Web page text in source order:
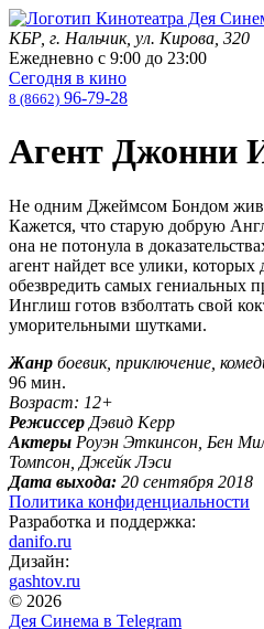
КБР, г. Нальчик, ул. Кирова, 320
Ежедневно с 9:00 до 23:00
Сегодня в кино
8 (8662) 96-79-28
Агент Джонни
Не одним Джеймсом Бондом жива
Кажется, что старую добрую
она не потонула в
агент найдет все улики, которых
обезвредить самых гениальных
Инглиш готов взболтать свой
уморительными шутками.
Жанр боевик, приключение,
96 мин.
Возраст: 12+
Режиссер Дэвид Керр
Актеры Роуэн Эткинсон, Бен
Томпсон, Джейк Лэси
Дата выхода: 20 сентября 2018
Политика конфиденциальности
Разработка и поддержка:
danifo.ru
Дизайн:
gashtov.ru
© 2026
Дея Синема в Telegram